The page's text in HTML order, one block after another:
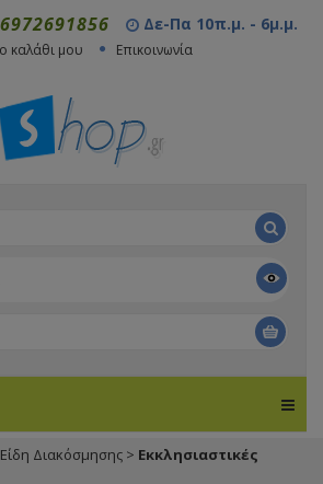
6972691856 Δε-Πα 10π.μ. - 6μ.μ.
καλάθι μου Επικοινωνία
Είδη Διακόσμησης > Εκκλησιαστικές